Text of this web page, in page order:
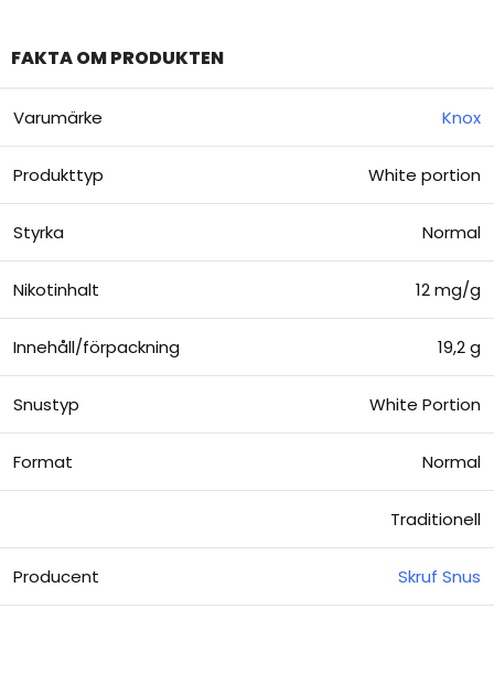
FAKTA OM PRODUKTEN
Varumärke Knox
Produkttyp White portion
Styrka Normal
Nikotinhalt 12 mg/g
Innehåll/förpackning 19,2 g
Snustyp White Portion
Format Normal
Traditionell
Producent Skruf Snus